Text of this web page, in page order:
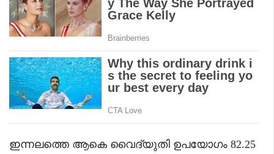
ഇന്നലത്തെ ആകെ വൈദ്യുതി ഉപയോഗം 82.25